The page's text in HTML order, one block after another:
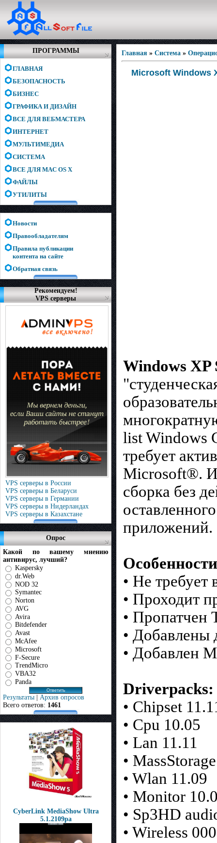
ПРОГРАММЫ
ГЛАВНАЯ
БЕЗОПАСНОСТЬ
БИЗНЕС
ГРАФИКА И ДИЗАЙН
ВСЕ ДЛЯ ВЕБМАСТЕРА
ИНТЕРНЕТ
МУЛЬТИМЕДИА
СИСТЕМА
ВСЕ ДЛЯ MAC OS X
ФАЙЛЫ
УТИЛИТЫ
Новости
Правообладателям
Правила публикации
контента на сайте
Обратная связь
Рекомендуем!
VPS серверы
VPS серверы в России
VPS серверы в Беларуси
VPS серверы в Германии
VPS серверы в Нидерландах
VPS серверы в Казахстане
Опрос
Какой по вашему мнению
антивирус, лучший?
Kaspersky
dr.Web
NOD 32
Symantec
Norton
AVG
Avira
Bitdefender
Avast
McAfee
Microsoft
F-Secure
TrendMicro
VBA32
Panda
Результаты | Архив опросов
Всего ответов: 1461
CyberLink MediaShow Ultra
5.1.2109pa
Главная » Система »
Microsoft Windows
Windows XP
list Windows
требует
Microsoft®.
сборка без
приложений.
• Не требует
• Проходит
• Пропатчен
• Добавлены
• Добавлен
Driverpacks:
• Chipset
• Cpu 10.05
• Lan 11.11
•
• Wlan 11.09
• Monitor
• Sp3HD
• Wireless